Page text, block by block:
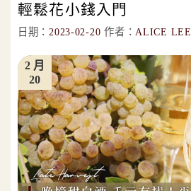
輕鬆花小錢入門
日期：2023-02-20 作者：ALICE LEE
20
2 月